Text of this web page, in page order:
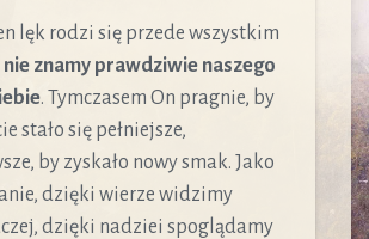
lęk rodzi się przede wszystkim
nie znamy prawdziwie naszego
. Tymczasem On pragnie, by
stało się pełniejsze,
by zyskało nowy smak. Jako
dzięki wierze widzimy
dzięki nadziei spoglądamy